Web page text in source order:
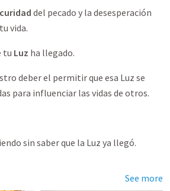
del pecado y la desesperación
vida.
tu Luz ha llegado.
deber el permitir que esa Luz se
para influenciar las vidas de otros.
sin saber que la Luz ya llegó.
See more